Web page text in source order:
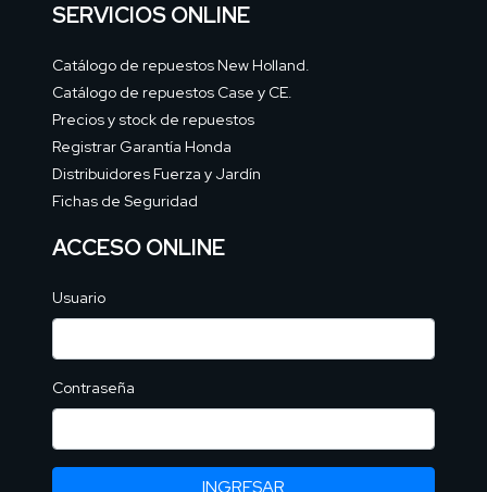
SERVICIOS ONLINE
Catálogo de repuestos New Holland.
Catálogo de repuestos Case y CE.
Precios y stock de repuestos
Registrar Garantía Honda
Distribuidores Fuerza y Jardín
Fichas de Seguridad
ACCESO ONLINE
Usuario
Contraseña